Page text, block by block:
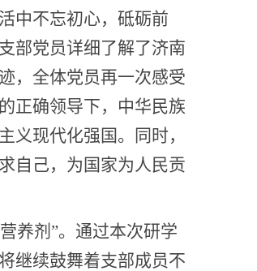
中不忘初心，砥砺前
部党员详细了解了济南
，全体党员再一次感受
正确领导下，中华民族
义现代化强国。同时，
自己，为国家为人民贡
养剂”。通过本次研学
继续鼓舞着支部成员不